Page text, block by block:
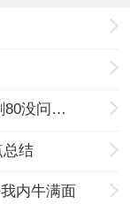
最强政治结构图！五天全部背熟！冲刺80没问题！
总结
内牛满面